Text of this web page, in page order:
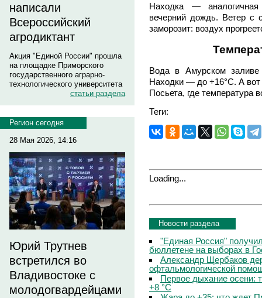
написали
Всероссийский
агродиктант
Акция "Единой России" прошла
на площадке Приморского
государственного аграрно-
технологического университета
статьи раздела
Регион сегодня
28 Мая 2026, 14:16
Юрий Трутнев
встретился во
Владивостоке с
молодогвардейцами
Находка —
вечерний дождь. Ветер с
заморозит: воздух
Вода в Амурском заливе
Находки — до +16°C. А
Посьета, где температура
Теги:
Loading...
Новости раздела
"Единая Россия"
бюллетене на выборах в
Александр Щербаков
офтальмологической
Первое дыхание осени:
+8 °C